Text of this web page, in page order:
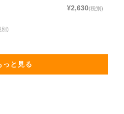
別)
¥2,630(税別)
っと見る